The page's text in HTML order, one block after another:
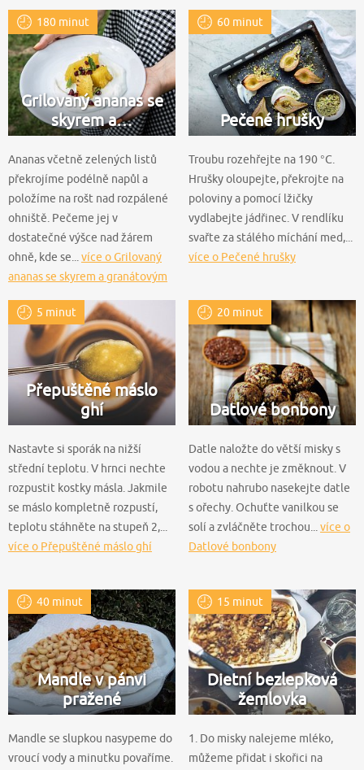
180 minut
Grilovaný ananas se
skyrem a…
Ananas včetně zelených listů
překrojíme podélně napůl a
položíme na rošt nad rozpálené
ohniště. Pečeme jej v
dostatečné výšce nad žárem
ohně, kde se... více o Grilovaný
ananas se skyrem a granátovým
60 minut
Pečené hrušky
Troubu rozehřejte na 190 °C.
Hrušky oloupejte, překrojte na
poloviny a pomocí lžičky
vydlabejte jádřinec. V rendlíku
svařte za stálého míchání med,...
více o Pečené hrušky
5 minut
Přepuštěné máslo
ghí
Nastavte si sporák na nižší
střední teplotu. V hrnci nechte
rozpustit kostky másla. Jakmile
se máslo kompletně rozpustí,
teplotu stáhněte na stupeň 2,...
více o Přepuštěné máslo ghí
20 minut
Datlové bonbony
Datle naložte do větší misky s
vodou a nechte je změknout. V
robotu nahrubo nasekejte datle
s ořechy. Ochuťte vanilkou se
solí a zvláčněte trochou... více o
Datlové bonbony
40 minut
Mandle v pánvi
pražené
Mandle se slupkou nasypeme do
vroucí vody a minutku povaříme.
15 minut
Dietní bezlepková
žemlovka
1. Do misky nalejeme mléko,
můžeme přidat i skořici na